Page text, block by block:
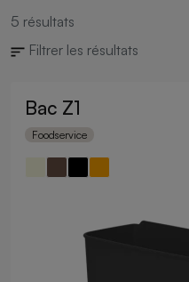
5 résultats
Filtrer les résultats
Bac Z1
Foodservice